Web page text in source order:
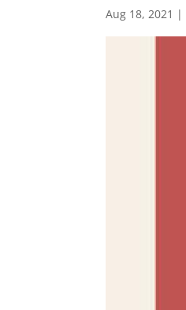
Aug 18, 2021 |